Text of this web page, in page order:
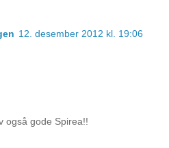
12. desember 2012 kl. 19:06
også gode Spirea!!